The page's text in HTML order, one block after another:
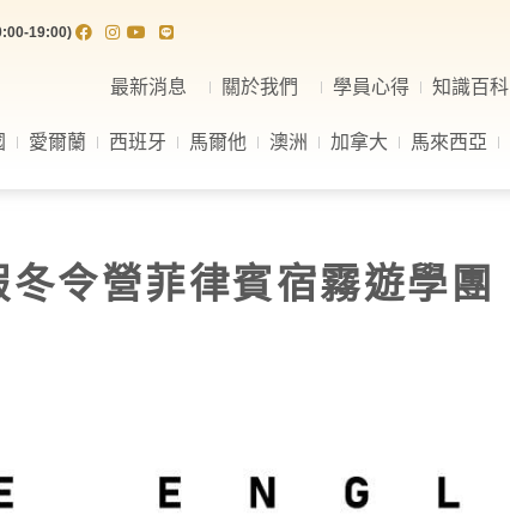
19:00)
最新消息 關於我們 學員心得 知識百科
愛爾蘭 西班牙 馬爾他 澳洲 加拿大 馬來西亞
令營菲律賓宿霧遊學團